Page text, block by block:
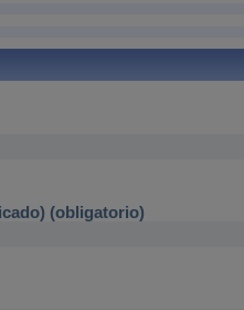
(obligatorio)